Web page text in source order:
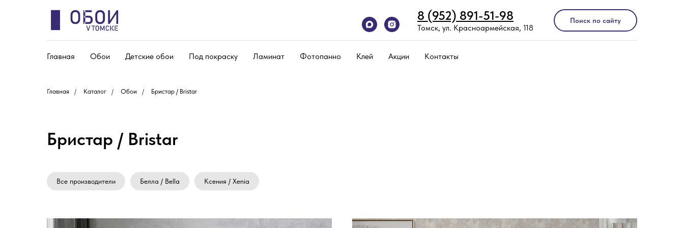
8 (952) 891-51-98
Томск, ул. Красноармейская, 118
Поиск по сайту
Главная Обои Детские обои Под покраску Ламинат Фотопанно Клей Акции Контакты
Главная / Каталог / Обои / Бристар / Bristar
Бристар / Bristar
Все производители Белла / Bella Ксения / Xenia